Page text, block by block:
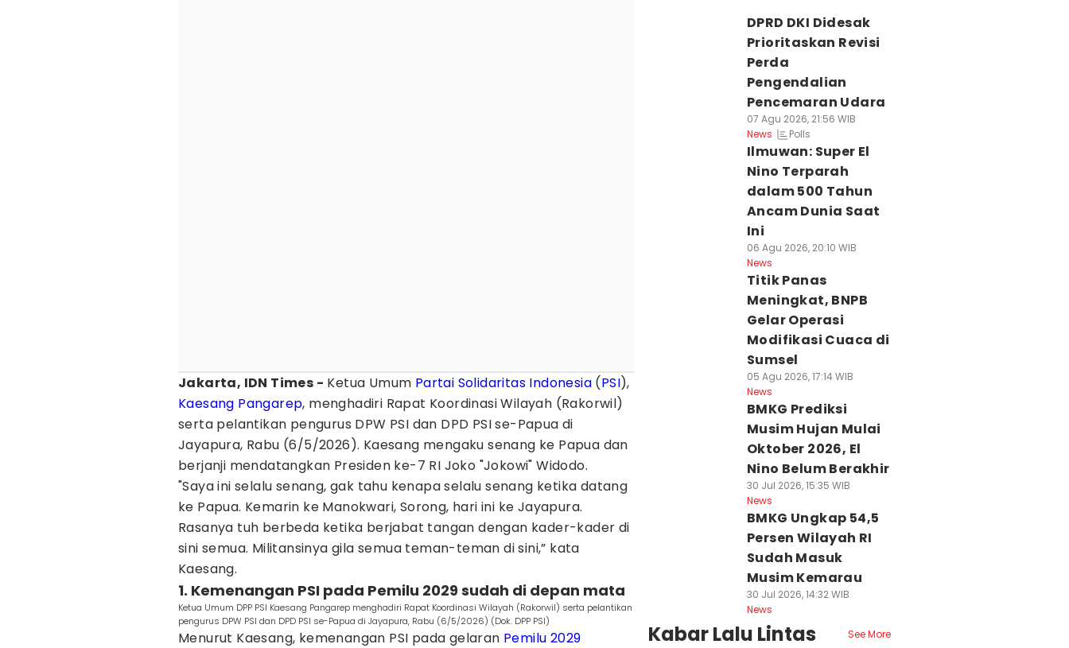
Jakarta, IDN Times - Ketua Umum Partai Solidaritas Indonesia (PSI),
Kaesang Pangarep, menghadiri Rapat Koordinasi Wilayah (Rakorwil)
serta pelantikan pengurus DPW PSI dan DPD PSI se-Papua di
Jayapura, Rabu (6/5/2026). Kaesang mengaku senang ke Papua dan
berjanji mendatangkan Presiden ke-7 RI Joko "Jokowi" Widodo.
"Saya ini selalu senang, gak tahu kenapa selalu senang ketika datang
ke Papua. Kemarin ke Manokwari, Sorong, hari ini ke Jayapura.
Rasanya tuh berbeda ketika berjabat tangan dengan kader-kader di
sini semua. Militansinya gila semua teman-teman di sini,” kata
Kaesang.
1. Kemenangan PSI pada Pemilu 2029 sudah di depan mata
Ketua Umum DPP PSI Kaesang Pangarep menghadiri Rapat Koordinasi Wilayah (Rakorwil) serta pelantikan
pengurus DPW PSI dan DPD PSI se-Papua di Jayapura, Rabu (6/5/2026) (Dok. DPP PSI)
Menurut Kaesang, kemenangan PSI pada gelaran Pemilu 2029
DPRD DKI Didesak
Prioritaskan Revisi
Perda
Pengendalian
Pencemaran Udara
07 Agu 2026, 21:56 WIB
News
Polls
Ilmuwan: Super El
Nino Terparah
dalam 500 Tahun
Ancam Dunia Saat
Ini
06 Agu 2026, 20:10 WIB
News
Titik Panas
Meningkat, BNPB
Gelar Operasi
Modifikasi Cuaca di
Sumsel
05 Agu 2026, 17:14 WIB
News
BMKG Prediksi
Musim Hujan Mulai
Oktober 2026, El
Nino Belum Berakhir
30 Jul 2026, 15:35 WIB
News
BMKG Ungkap 54,5
Persen Wilayah RI
Sudah Masuk
Musim Kemarau
30 Jul 2026, 14:32 WIB
News
Kabar Lalu Lintas See More